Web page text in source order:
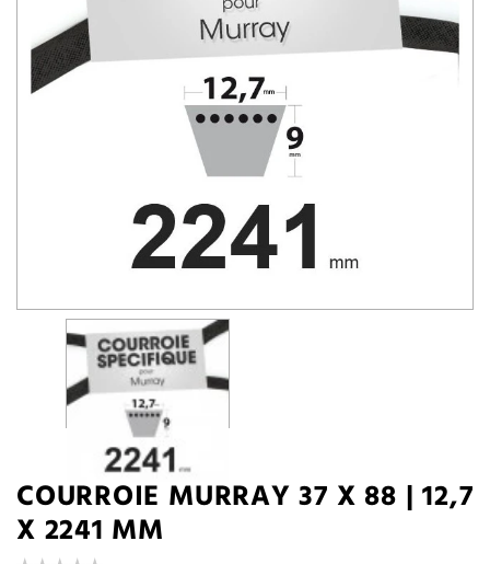
COURROIE MURRAY 37 X 88 | 12,7
X 2241 MM